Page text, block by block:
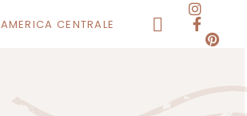
AMERICA CENTRALE